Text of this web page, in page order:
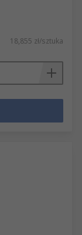
18,855 zł/sztuka